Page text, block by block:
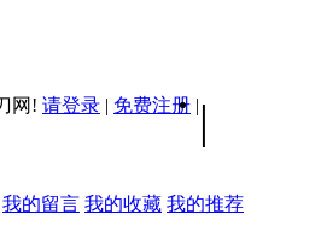
网! 请登录 | 免费注册 | |
我的留言 我的收藏 我的推荐